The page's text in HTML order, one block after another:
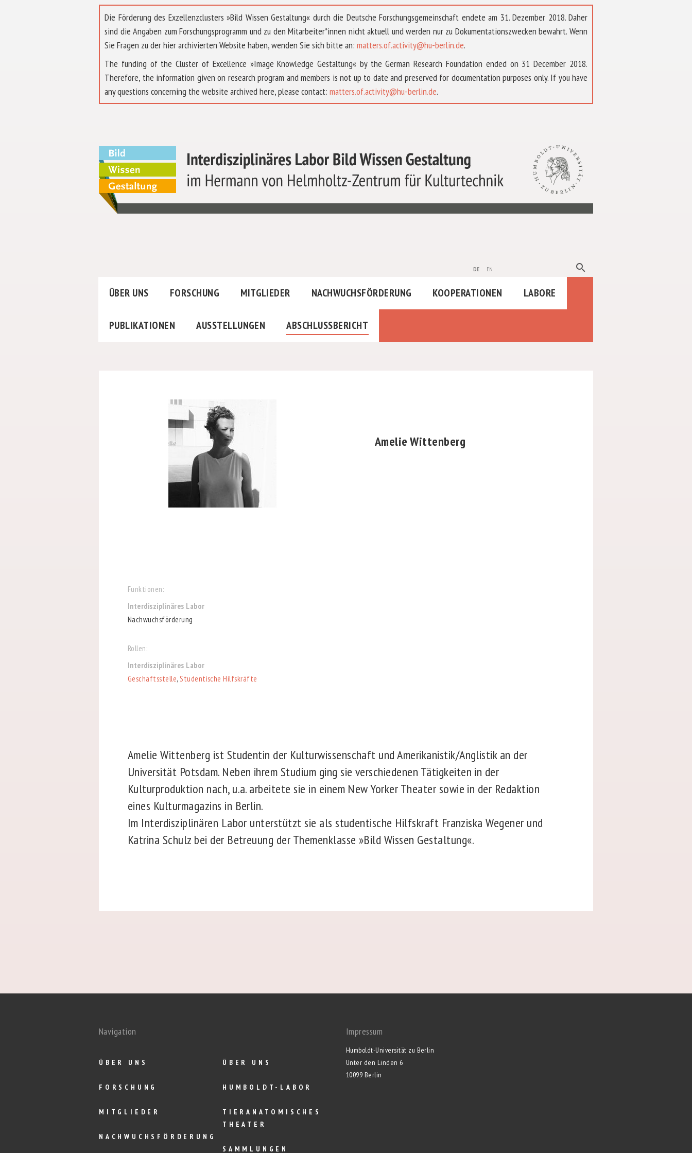
Die Förderung des Exzellenzclusters »Bild Wissen Gestaltung« durch die Deutsche Forschungsgemeinschaft endete am 31. Dezember 2018. Daher
sind die Angaben zum Forschungsprogramm und zu den Mitarbeiter*innen nicht aktuell und werden nur zu Dokumentationszwecken bewahrt. Wenn
Sie Fragen zu der hier archivierten Website haben, wenden Sie sich bitte an: matters.of.activity@hu-berlin.de.
The funding of the Cluster of Excellence »Image Knowledge Gestaltung« by the German Research Foundation ended on 31 December 2018.
Therefore, the information given on research program and members is not up to date and preserved for documentation purposes only. If you have
any questions concerning the website archived here, please contact: matters.of.activity@hu-berlin.de.
de en search
ÜBER UNS FORSCHUNG MITGLIEDER NACHWUCHSFÖRDERUNG KOOPERATIONEN LABORE
PUBLIKATIONEN AUSSTELLUNGEN ABSCHLUSSBERICHT
Amelie Wittenberg
Funktionen:
Interdisziplinäres Labor
Nachwuchsförderung
Rollen:
Interdisziplinäres Labor
Geschäftsstelle,Studentische Hilfskräfte
Amelie Wittenberg ist Studentin der Kulturwissenschaft und Amerikanistik/Anglistik an der
Universität Potsdam. Neben ihrem Studium ging sie verschiedenen Tätigkeiten in der
Kulturproduktion nach, u.a. arbeitete sie in einem New Yorker Theater sowie in der Redaktion
eines Kulturmagazins in Berlin.
Im Interdisziplinären Labor unterstützt sie als studentische Hilfskraft Franziska Wegener und
Katrina Schulz bei der Betreuung der Themenklasse »Bild Wissen Gestaltung«.
Navigation
ÜBER UNS
FORSCHUNG
MITGLIEDER
NACHWUCHSFÖRDERUNG
ÜBER UNS
HUMBOLDT-LABOR
TIERANATOMISCHES
THEATER
SAMMLUNGEN
Impressum
Humboldt-Universität zu Berlin
Unter den Linden 6
10099 Berlin